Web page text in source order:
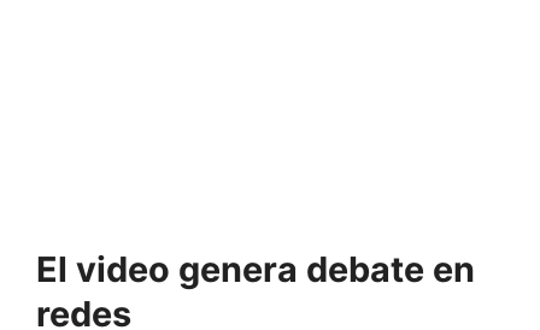
El video genera debate en
redes